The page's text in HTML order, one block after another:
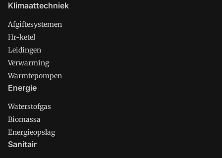
Klimaattechniek
Afgiftesystemen
Hr-ketel
Leidingen
Verwarming
Warmtepompen
Energie
Waterstofgas
Biomassa
Energieopslag
Sanitair